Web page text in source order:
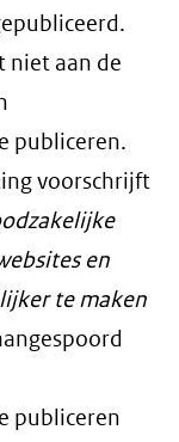
niet aan de
publiceren.
voorschrijft
en
te maken
publiceren